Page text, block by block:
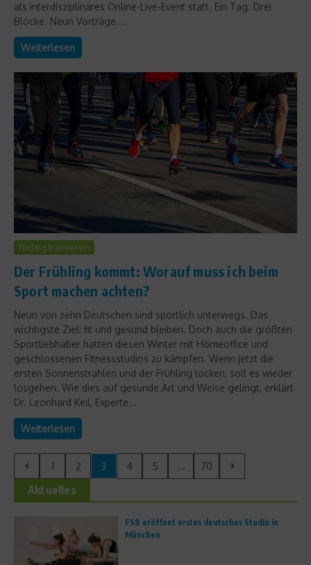
als interdisziplinäres Online-Live-Event statt. Ein Tag. Drei
Blöcke. Neun Vorträge....
Weiterlesen
Richtig trainieren
Der Frühling kommt: Worauf muss ich beim
Sport machen achten?
Neun von zehn Deutschen sind sportlich unterwegs. Das
wichtigste Ziel: fit und gesund bleiben. Doch auch die größten
Sportliebhaber hatten diesen Winter mit Homeoffice und
geschlossenen Fitnessstudios zu kämpfen. Wenn jetzt die
ersten Sonnenstrahlen und der Frühling locken, soll es wieder
losgehen. Wie dies auf gesunde Art und Weise gelingt, erklärt
Dr. Leonhard Keil, Experte...
Weiterlesen
1 2 3 4 5 ... 70
Aktuelles
FS8 eröffnet erstes deutsches Studio in
München